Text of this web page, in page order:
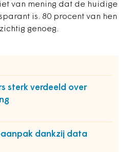
van mening dat de huidige
is. 80 procent van hen
genoeg.
sterk verdeeld over
dankzij data